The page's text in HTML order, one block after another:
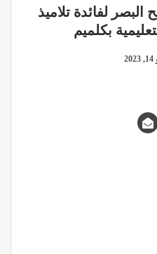
لفائدة تلاميذ
بكلميم